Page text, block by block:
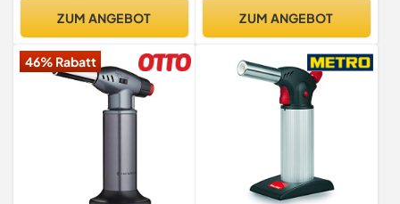
ZUM ANGEBOT ZUM ANGEBOT
46% Rabatt